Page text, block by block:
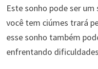
Este sonho pode ser
você tem ciúmes trará
esse sonho também
enfrentando